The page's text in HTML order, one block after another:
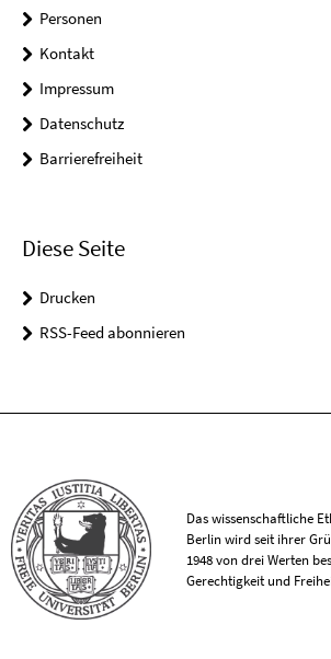
Personen
Kontakt
Impressum
Datenschutz
Barrierefreiheit
Diese Seite
Drucken
RSS-Feed abonnieren
Das wissenschaftliche
Berlin wird seit ihrer
1948 von drei Werten
Gerechtigkeit und